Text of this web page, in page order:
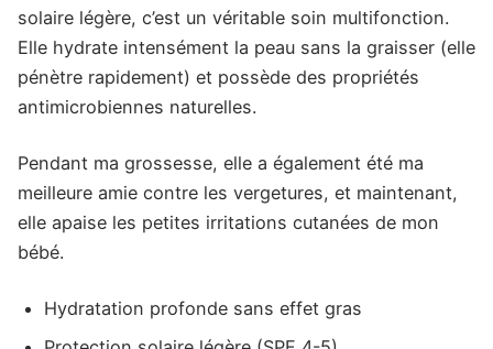
solaire légère, c’est un véritable soin multifonction.
Elle hydrate intensément la peau sans la graisser (elle
pénètre rapidement) et possède des propriétés
antimicrobiennes naturelles.
Pendant ma grossesse, elle a également été ma
meilleure amie contre les vergetures, et maintenant,
elle apaise les petites irritations cutanées de mon
bébé.
Hydratation profonde sans effet gras